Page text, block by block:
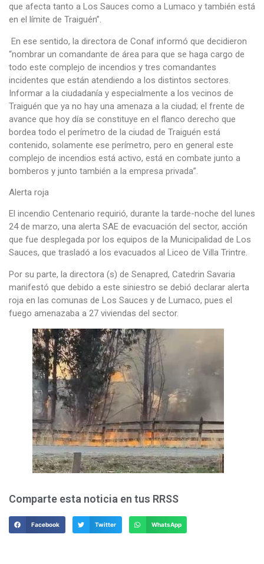
que afecta tanto a Los Sauces como a Lumaco y también está
en el límite de Traiguén”.
En ese sentido, la directora de Conaf informó que decidieron
“nombrar un comandante de área para que se haga cargo de
todo este complejo de incendios y tres comandantes
incidentes que están atendiendo a los distintos sectores.
Informar a la ciudadanía y especialmente a los vecinos de
Traiguén que ya no hay una amenaza a la ciudad; el frente de
avance que hoy día se constituye en el flanco derecho que
bordea todo el perímetro de la ciudad de Traiguén está
contenido, solamente ese perímetro, pero en general este
complejo de incendios está activo, está en combate junto a
bomberos y junto también a la empresa privada”.
Alerta roja
El incendio Centenario requirió, durante la tarde-noche del lunes
24 de marzo, una alerta SAE de evacuación del sector, acción
que fue desplegada por los equipos de la Municipalidad de Los
Sauces, que trasladó a los evacuados al Liceo de Villa Trintre.
Por su parte, la directora (s) de Senapred, Catedrin Savaria
manifestó que debido a este siniestro se debió declarar alerta
roja en las comunas de Los Sauces y de Lumaco, pues el
fuego amenazaba a 27 viviendas del sector.
Comparte esta noticia en tus RRSS
Facebook Twitter WhatsApp